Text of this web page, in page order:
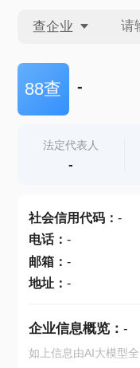
查企业
查企业
查产地
88查 -
法定代表人
-
社会信用代码： -
电话： -
邮箱： -
地址： -
企业信息概览： -
如上信息由AI大模型